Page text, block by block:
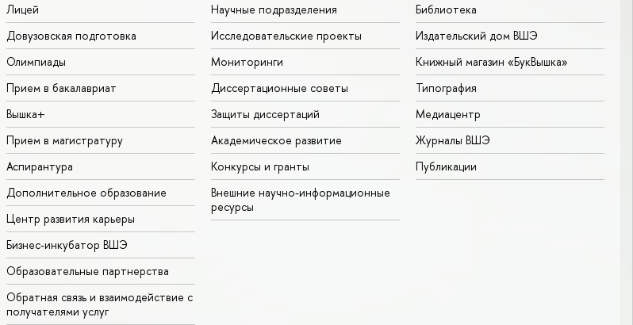
Лицей
Довузовская подготовка
Олимпиады
Прием в бакалавриат
Вышка+
Прием в магистратуру
Аспирантура
Дополнительное образование
Центр развития карьеры
Бизнес-инкубатор ВШЭ
Образовательные партнерства
Обратная связь и взаимодействие с
получателями услуг
Научные подразделения
Исследовательские проекты
Мониторинги
Диссертационные советы
Защиты диссертаций
Академическое развитие
Конкурсы и гранты
Внешние научно-информационные
ресурсы
Библиотека
Издательский дом ВШЭ
Книжный магазин «БукВышка»
Типография
Медиацентр
Журналы ВШЭ
Публикации